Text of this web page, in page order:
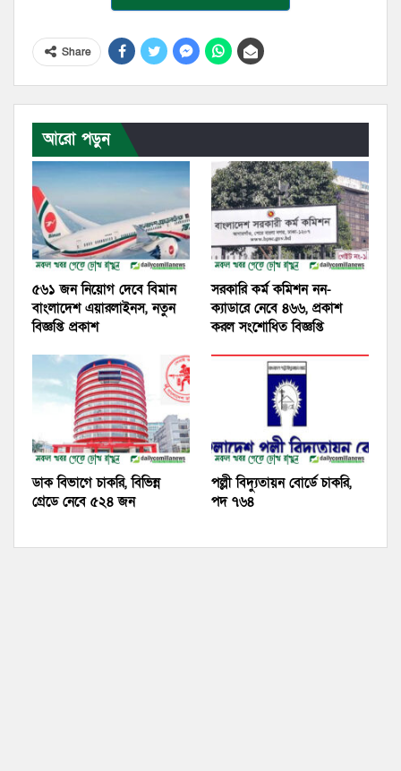
Share
আরো পড়ুন
৫৬১ জন নিয়োগ দেবে বিমান
বাংলাদেশ এয়ারলাইনস, নতুন
বিজ্ঞপ্তি প্রকাশ
সরকারি কর্ম কমিশন নন-
ক্যাডারে নেবে ৪৬৬, প্রকাশ
করল সংশোধিত বিজ্ঞপ্তি
ডাক বিভাগে চাকরি, বিভিন্ন
গ্রেডে নেবে ৫২৪ জন
পল্লী বিদ্যুতায়ন বোর্ডে চাকরি,
পদ ৭৬৪